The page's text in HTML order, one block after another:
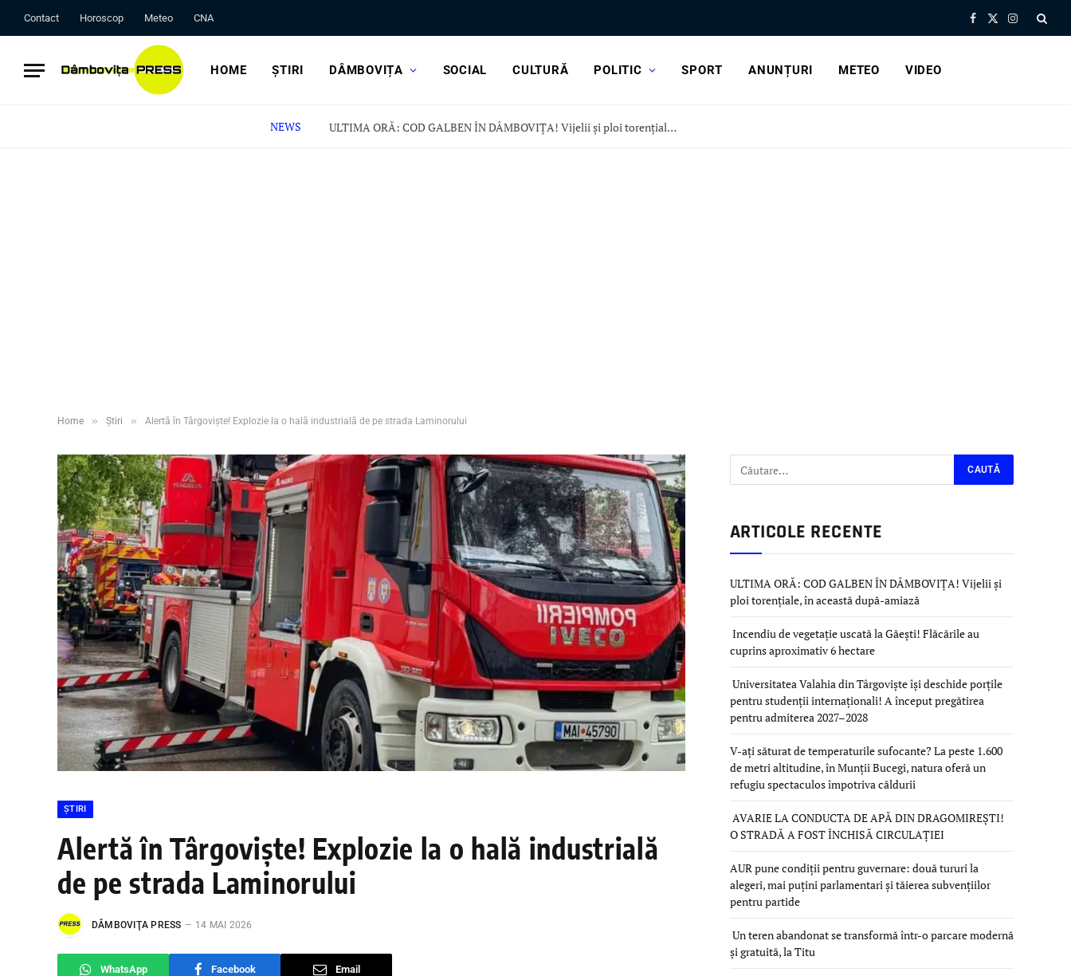
Contact Horoscop Meteo CNA Facebook
X
Instagram
HOME ȘTIRI DÂMBOVIȚA SOCIAL CULTURĂ POLITIC SPORT ANUNȚURI METEO VIDEO
NEWS ULTIMA ORĂ: COD GALBEN ÎN DÂMBOVIȚA! Vijelii și ploi torențiale, în această după-amiază
Home » Știri » Alertă în Târgoviște! Explozie la o hală industrială de pe strada Laminorului
ȘTIRI
Alertă în Târgoviște! Explozie la o hală industrială
de pe strada Laminorului
DÂMBOVIŢA PRESS 14 MAI 2026
WhatsApp Facebook Email
ARTICOLE RECENTE
ULTIMA ORĂ: COD GALBEN ÎN DÂMBOVIȚA! Vijelii și
ploi torențiale, în această după-amiază
Incendiu de vegetație uscată la Găești! Flăcările au
cuprins aproximativ 6 hectare
Universitatea Valahia din Târgoviște își deschide porțile
pentru studenții internaționali! A început pregătirea
pentru admiterea 2027–2028
V-ați săturat de temperaturile sufocante? La peste 1.600
de metri altitudine, în Munții Bucegi, natura oferă un
refugiu spectaculos împotriva căldurii
AVARIE LA CONDUCTA DE APĂ DIN DRAGOMIREȘTI!
O STRADĂ A FOST ÎNCHISĂ CIRCULAȚIEI
AUR pune condiții pentru guvernare: două tururi la
alegeri, mai puțini parlamentari și tăierea subvențiilor
pentru partide
Un teren abandonat se transformă într-o parcare modernă
și gratuită, la Titu